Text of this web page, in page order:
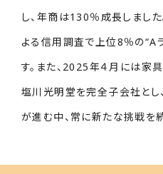
し、年商は130％成長しまし
よる信用調査で上位8％の“A
す。また、2025年４月には家
塩川光明堂を完全子会社とし
が進む中、常に新たな挑戦を